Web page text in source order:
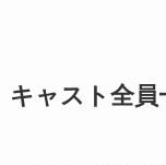
キャスト全員